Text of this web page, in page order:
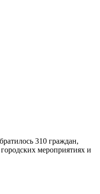
310 граждан,
мероприятиях и